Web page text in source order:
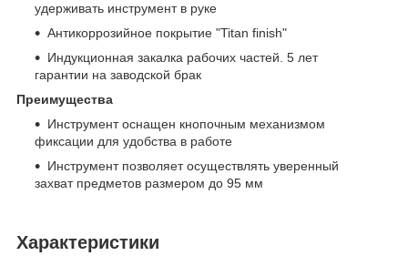
удерживать инструмент в руке
Антикоррозийное покрытие "Titan finish"
Индукционная закалка рабочих частей. 5 лет
гарантии на заводской брак
Преимущества
Инструмент оснащен кнопочным механизмом
фиксации для удобства в работе
Инструмент позволяет осуществлять уверенный
захват предметов размером до 95 мм
Характеристики